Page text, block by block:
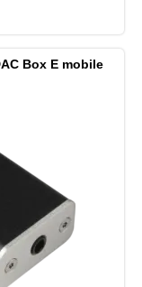
Box E mobile